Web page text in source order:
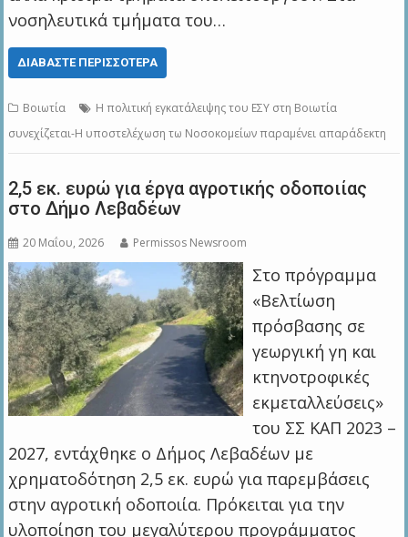
νοσηλευτικά τμήματα του…
ΔΙΑΒΆΣΤΕ ΠΕΡΙΣΣΌΤΕΡΑ
Βοιωτία
Η πολιτική εγκατάλειψης του ΕΣΥ στη Βοιωτία
συνεχίζεται-H υποστελέχωση τω Νοσοκομείων παραμένει απαράδεκτη
2,5 εκ. ευρώ για έργα αγροτικής οδοποιίας
στο Δήμο Λεβαδέων
20 Μαΐου, 2026 Permissos Newsroom
Στο πρόγραμμα
«Βελτίωση
πρόσβασης σε
γεωργική γη και
κτηνοτροφικές
εκμεταλλεύσεις»
του ΣΣ ΚΑΠ 2023 –
2027, εντάχθηκε ο Δήμος Λεβαδέων με
χρηματοδότηση 2,5 εκ. ευρώ για παρεμβάσεις
στην αγροτική οδοποιία. Πρόκειται για την
υλοποίηση του μεγαλύτερου προγράμματος